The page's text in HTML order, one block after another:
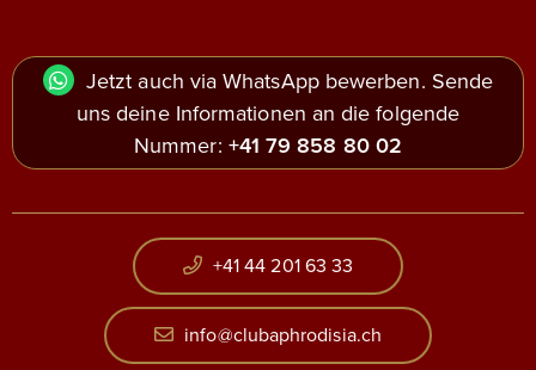
Jetzt auch via WhatsApp bewerben. Sende
uns deine Informationen an die folgende
Nummer: +41 79 858 80 02
+41 44 201 63 33
info@clubaphrodisia.ch